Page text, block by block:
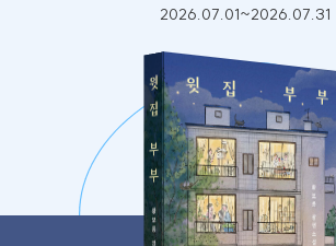
2026.07.01~2026.07.31